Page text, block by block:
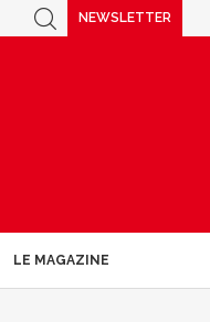
NEWSLETTER
LE MAGAZINE